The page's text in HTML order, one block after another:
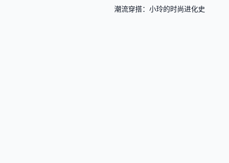
潮流穿搭：小玲的时尚进化史